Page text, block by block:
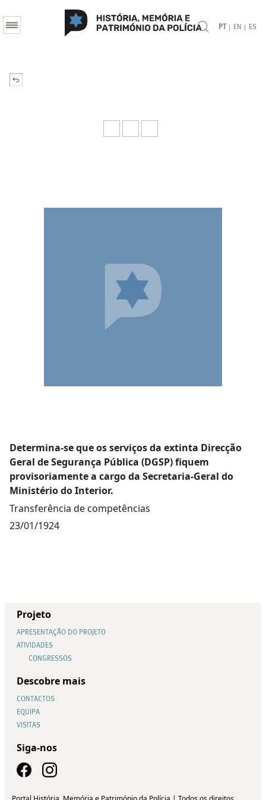
PT | EN | ES
Determina-se que os serviços da extinta Direcção
Geral de Segurança Pública (DGSP) fiquem
provisoriamente a cargo da Secretaria-Geral do
Ministério do Interior.
Transferência de competências
23/01/1924
Projeto
APRESENTAÇÃO DO PROJETO
ATIVIDADES
CONGRESSOS
Descobre mais
CONTACTOS
EQUIPA
VISITAS
Siga-nos